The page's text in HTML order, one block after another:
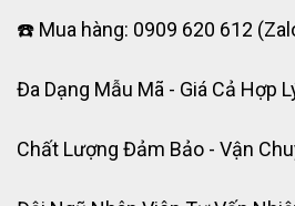
☎️ Mua hàng: 0909 620 612
Đa Dạng Mẫu Mã - Giá Cả Hợp
Chất Lượng Đảm Bảo - Vận